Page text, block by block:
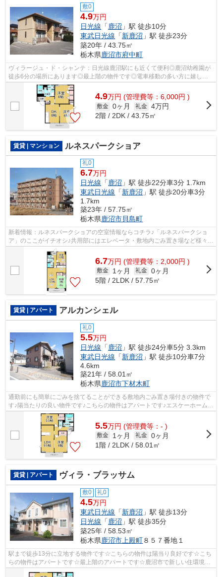
敷0
4.9万円
日光線 「 鹿沼 」駅 徒歩10分
東武日光線 「新鹿沼 」駅 徒歩23分
築20年 / 43.75㎡
栃木県鹿沼市府中町
ヴィラージュ・ド・シャンテ：日光線鹿沼駅にも近くて便利◎鹿沼幼稚園が
徒歩6分の場所にあります◎最上階の物件です◎電車移動の多い方に嬉しい
駅から徒歩10分の物件です◎鹿沼市の賃貸情...
4.9万円 (管理費等：6,000円 )
敷金 0ヶ月 礼金 4万円
2階 / 2DK / 43.75㎡
賃貸 | マンション ルネスパークショア
礼0
6.7万円
日光線 「鹿沼 」駅 徒歩22分車3分 1.7km
東武日光線 「新鹿沼 」駅 徒歩20分車3分
1.7km
築23年 / 57.75㎡
栃木県鹿沼市貝島町
新着情報：ルネスパークショアの空室情報ならコチラ♪「ルネスパークショ
ア」のここがイチオシ♪共用部にはエレベータ・敷地内ごみ置き場など様々な
設備やサービスが揃っているので便利...
6.7万円 (管理費等：2,000円 )
敷金 1ヶ月 礼金 0ヶ月
5階 / 2LDK / 57.75㎡
賃貸 | アパート アルカンシェル
礼0
5.5万円
日光線 「鹿沼 」駅 徒歩24分車5分 3.3km
東武日光線 「新鹿沼 」駅 徒歩10分車7分
4.6km
築21年 / 58.01㎡
栃木県鹿沼市下材木町
通勤前にも簡単にごみを捨てることができる敷地内ごみ置き場付きの物件で
す♪陽当たりの良い物件です♪こちらの物件はアパートです♪エスケーホームへ
の来店予約は、0289-63-0086までご連...
5.5万円 (管理費等：- )
敷金 1ヶ月 礼金 0ヶ月
1階 / 2LDK / 58.01㎡
賃貸 | アパート ヴィラ・ブラッサム
敷0 礼0
4.5万円
東武日光線 「新鹿沼 」駅 徒歩13分
日光線 「 鹿沼 」駅 徒歩35分
築25年 / 58.53㎡
栃木県鹿沼市 上殿町８５７番地１
駅まで徒歩13分に立地する物件です☆こちらの物件は陽当り良好です☆こち
らの物件はアパートです☆最上階のアパートです☆鹿沼市で新しい住環境を
お探しなら、東武日光線新鹿沼駅近くでお...